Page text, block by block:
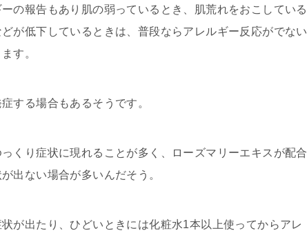
の報告もあり 肌の弱っているとき、肌荒れをおこしている
が低下しているときは、普段ならアレルギー反応がでない
す。
症する場合もあるそうです。
くり症状に現れることが多く、ローズマリーエキスが配合
出ない場合が多い んだそう。
が出たり、ひどいときには化粧水1本以上使ってからアレ